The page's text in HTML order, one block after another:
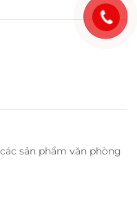
sản phẩm văn phòng